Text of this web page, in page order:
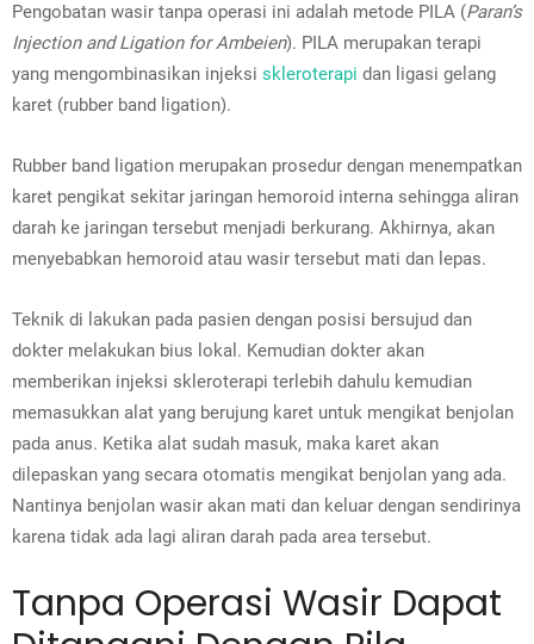
Pengobatan wasir tanpa operasi ini adalah metode PILA (Paran’s
Injection and Ligation for Ambeien). PILA merupakan terapi
yang mengombinasikan injeksi skleroterapi dan ligasi gelang
karet (rubber band ligation).
Rubber band ligation merupakan prosedur dengan menempatkan
karet pengikat sekitar jaringan hemoroid interna sehingga aliran
darah ke jaringan tersebut menjadi berkurang. Akhirnya, akan
menyebabkan hemoroid atau wasir tersebut mati dan lepas.
Teknik di lakukan pada pasien dengan posisi bersujud dan
dokter melakukan bius lokal. Kemudian dokter akan
memberikan injeksi skleroterapi terlebih dahulu kemudian
memasukkan alat yang berujung karet untuk mengikat benjolan
pada anus. Ketika alat sudah masuk, maka karet akan
dilepaskan yang secara otomatis mengikat benjolan yang ada.
Nantinya benjolan wasir akan mati dan keluar dengan sendirinya
karena tidak ada lagi aliran darah pada area tersebut.
Tanpa Operasi Wasir Dapat